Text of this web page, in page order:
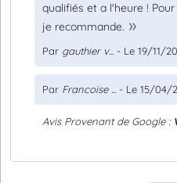
qualifiés et a l'heure !
je recommande.
Par gauthier v... - Le 19/11/
Par Francoise ... - Le 15/04/
Avis Provenant de Google :